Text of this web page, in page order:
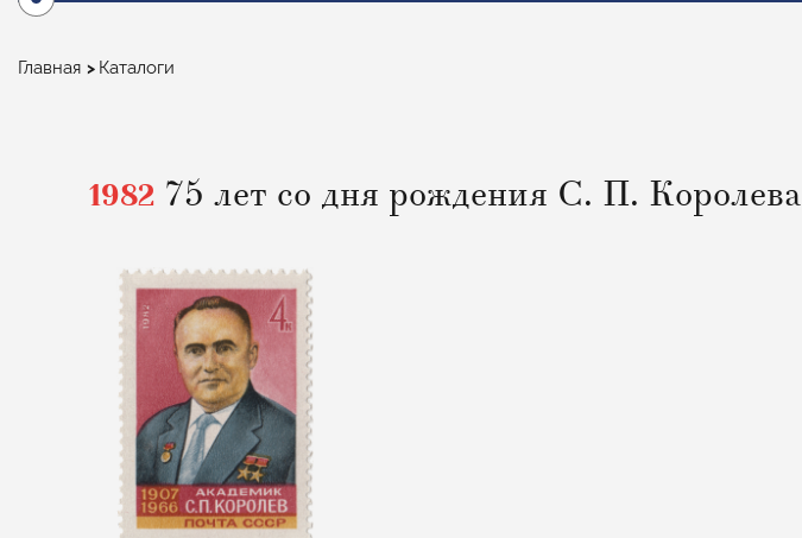
Строка
Главная Каталоги
1982 75 лет со дня рождения С. П. Королева